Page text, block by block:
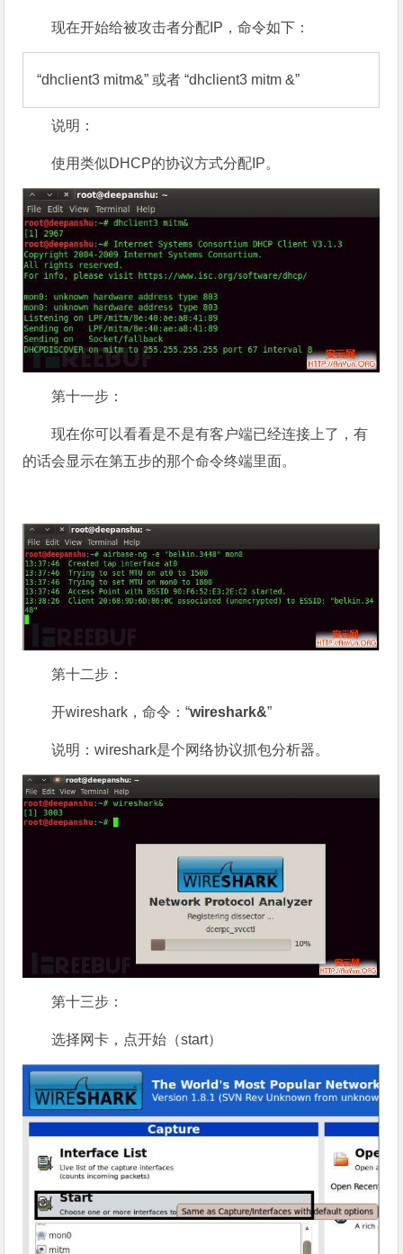
现在开始给被攻击者分配IP，命令如下：
“dhclient3 mitm&” 或者 “dhclient3 mitm &”
说明：
使用类似DHCP的协议方式分配IP。
第十一步：
现在你可以看看是不是有客户端已经连接上了，有
的话会显示在第五步的那个命令终端里面。
第十二步：
开wireshark，命令：“wireshark&”
说明：wireshark是个网络协议抓包分析器。
第十三步：
选择网卡，点开始（start）